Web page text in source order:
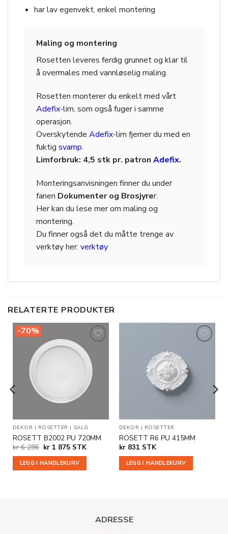
har lav egenvekt, enkel montering
Maling og montering
Rosetten leveres ferdig grunnet og klar til
å overmales med vannløselig maling.
Rosetten monterer du enkelt med vårt
Adefix-lim, som også fuger i samme
operasjon.
Overskytende Adefix-lim fjerner du med en
fuktig svamp.
Limforbruk: 4,5 stk pr. patron Adefix.
Monteringsanvisningen finner du under
fanen Dokumenter og Brosjyrer.
Her kan du lese mer om maling og
montering.
Du finner også det du måtte trenge av
verktøy her: verktøy
RELATERTE PRODUKTER
-70%
Legg til
i
ønskeliste
DEKOR | ROSETTER | SALG
ROSETT B2002 PU 720MM
kr6 286 Opprinnelig
var:
kr 6
286.
kr1 875Nåværende
er:
kr 1
875.
STK
LEGG I HANDLEKURV
ønskeliste
DEKOR | ROSETTER
ROSETT R6 PU 415MM
kr831 STK
LEGG I HANDLEKURV
ADRESSE